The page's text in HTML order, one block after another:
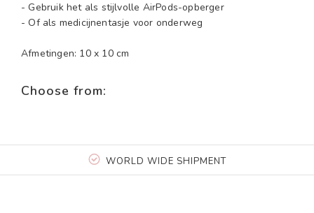
- Gebruik het als stijlvolle AirPods-opberger
- Of als medicijnentasje voor onderweg
Afmetingen: 10 x 10 cm
Choose from:
WORLD WIDE SHIPMENT